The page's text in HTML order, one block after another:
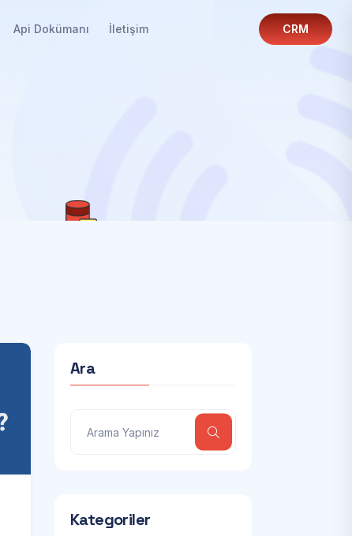
Api Dokümanı İletişim CRM
Ara
Kategoriler